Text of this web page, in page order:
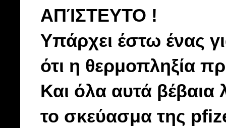
ΑΠΊΣΤΕΥΤΟ !
Υπάρχει έστω ένας
ότι η θερμοπληξία
Και όλα αυτά βέβαια
το σκεύασμα της